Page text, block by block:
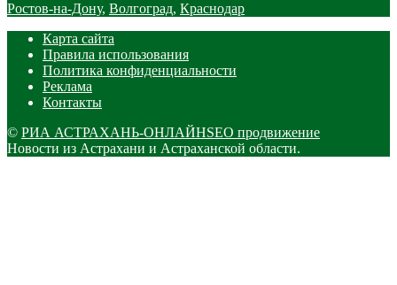
Ростов-на-Дону, Волгоград, Краснодар
Карта сайта
Правила использования
Политика конфиденциальности
Реклама
Контакты
© РИА АСТРАХАНЬ-ОНЛАЙНSEO продвижение
Новости из Астрахани и Астраханской области.